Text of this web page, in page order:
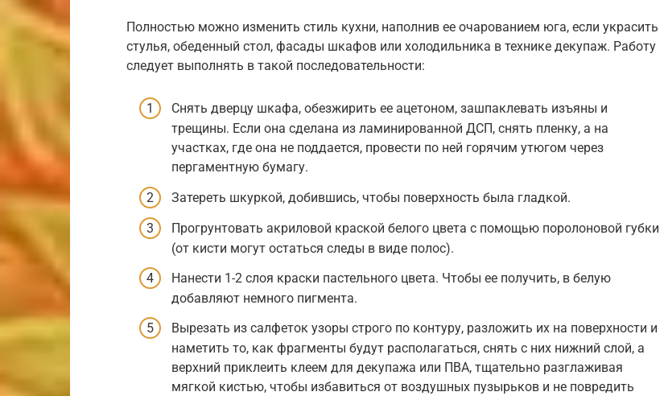
Полностью можно изменить стиль кухни, наполнив ее очарованием юга, если украсить
стулья, обеденный стол, фасады шкафов или холодильника в технике декупаж. Работу
следует выполнять в такой последовательности:
Снять дверцу шкафа, обезжирить ее ацетоном, зашпаклевать изъяны и
трещины. Если она сделана из ламинированной ДСП, снять пленку, а на
участках, где она не поддается, провести по ней горячим утюгом через
пергаментную бумагу.
Затереть шкуркой, добившись, чтобы поверхность была гладкой.
Прогрунтовать акриловой краской белого цвета с помощью поролоновой губки
(от кисти могут остаться следы в виде полос).
Нанести 1-2 слоя краски пастельного цвета. Чтобы ее получить, в белую
добавляют немного пигмента.
Вырезать из салфеток узоры строго по контуру, разложить их на поверхности и
наметить то, как фрагменты будут располагаться, снять с них нижний слой, а
верхний приклеить клеем для декупажа или ПВА, тщательно разглаживая
мягкой кистью, чтобы избавиться от воздушных пузырьков и не повредить